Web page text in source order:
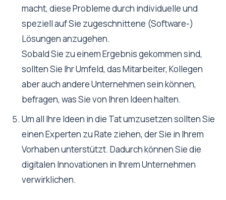
macht, diese Probleme durch individuelle und
speziell auf Sie zugeschnittene (Software-)
Lösungen anzugehen.
Sobald Sie zu einem Ergebnis gekommen sind,
sollten Sie Ihr Umfeld, das Mitarbeiter, Kollegen
aber auch andere Unternehmen sein können,
befragen, was Sie von Ihren Ideen halten.
Um all Ihre Ideen in die Tat umzusetzen sollten Sie
einen Experten zu Rate ziehen, der Sie in Ihrem
Vorhaben unterstützt. Dadurch können Sie die
digitalen Innovationen in Ihrem Unternehmen
verwirklichen.